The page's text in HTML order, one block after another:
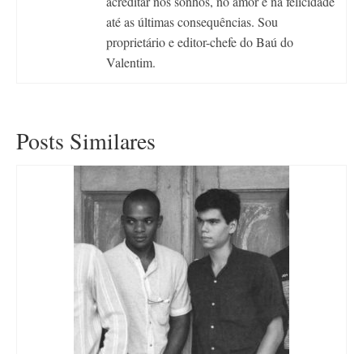
até as últimas consequências. Sou
proprietário e editor-chefe do Baú do
Valentim.
Posts Similares